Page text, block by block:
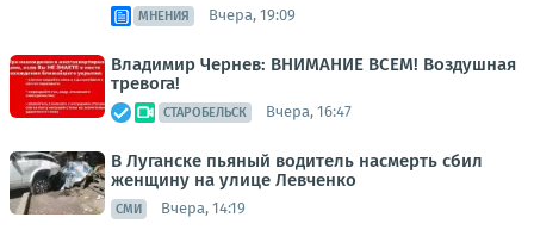
МНЕНИЯ Вчера, 19:09
Владимир Чернев: ВНИМАНИЕ ВСЕМ! Воздушная
тревога!
СТАРОБЕЛЬСК Вчера, 16:47
В Луганске пьяный водитель насмерть сбил
женщину на улице Левченко
СМИ Вчера, 14:19